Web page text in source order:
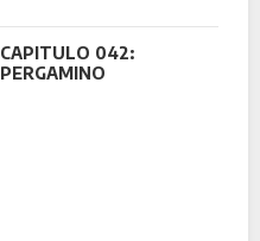
CAPITULO 042:
PERGAMINO